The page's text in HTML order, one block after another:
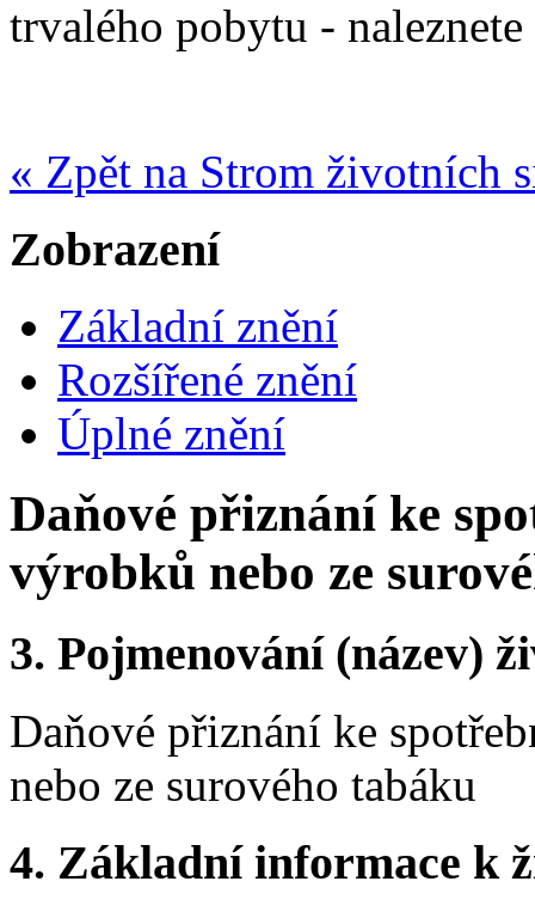
trvalého pobytu - naleznete
« Zpět na Strom životních
Zobrazení
Základní znění
Rozšířené znění
Úplné znění
Daňové přiznání ke
výrobků nebo ze
3. Pojmenování (název)
Daňové přiznání ke
nebo ze surového tabáku
4. Základní informace k